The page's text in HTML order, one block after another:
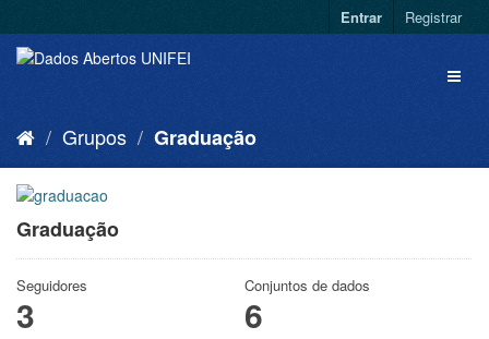
Entrar Registrar
Grupos Graduação
Graduação
Seguidores
3
Conjuntos de dados
6